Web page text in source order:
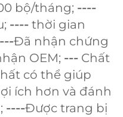
bộ/tháng;
---- thời gian
Đã nhận chứng
OEM; --- Chất
có thể giúp
ích hơn và đánh
----Được trang bị